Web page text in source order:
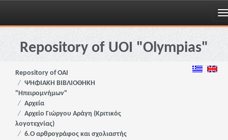
Skip
navigationRepository of UOI "Olympias"
Repository of OAI
ΨΗΦΙΑΚΗ ΒΙΒΛΙΟΘΗΚΗ
"Ηπειρομνήμων"
Αρχεία
Αρχείο Γιώργου Αράγη (Κριτικός
λογοτεχνίας)
6.Ο αρθρογράφος και σχολιαστής